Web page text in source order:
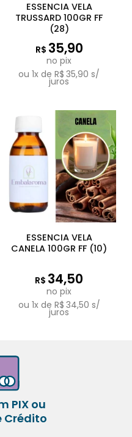
ESSENCIA VELA
TRUSSARD 100GR FF
(28)
R$ 35,90
no pix
ou 1x de R$ 35,90 s/
juros
ESSENCIA VELA
CANELA 100GR FF (10)
R$ 34,50
no pix
ou 1x de R$ 34,50 s/
juros
PIX ou
Crédito